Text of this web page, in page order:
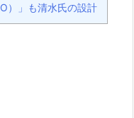
）」も清水氏の設計